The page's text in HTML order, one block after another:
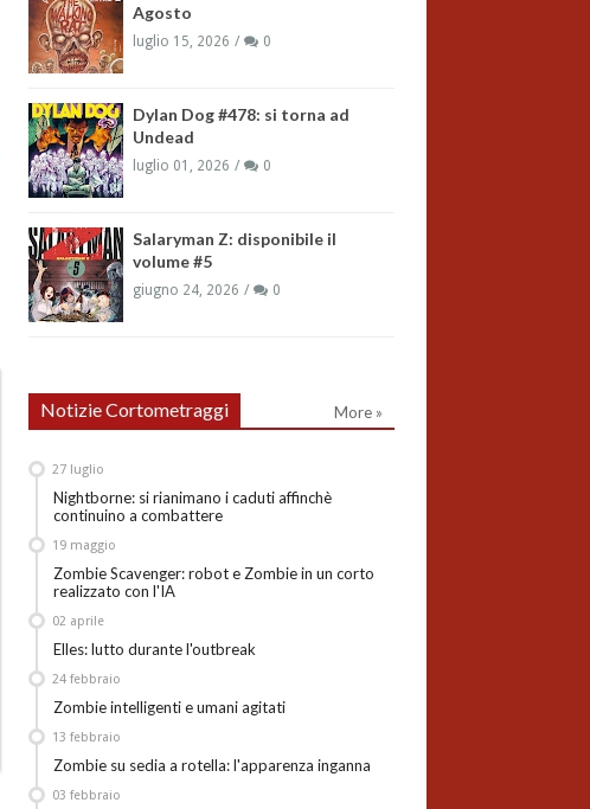
Agosto
luglio 15, 2026 0
Dylan Dog #478: si torna ad
Undead
luglio 01, 2026 0
Salaryman Z: disponibile il
volume #5
giugno 24, 2026 0
Notizie Cortometraggi More »
Nightborne: si rianimano i caduti affinchè
continuino a combattere
27 luglio
Zombie Scavenger: robot e Zombie in un corto
realizzato con l'IA
19 maggio
Elles: lutto durante l'outbreak
02 aprile
Zombie intelligenti e umani agitati
24 febbraio
Zombie su sedia a rotella: l'apparenza inganna
13 febbraio
03 febbraio